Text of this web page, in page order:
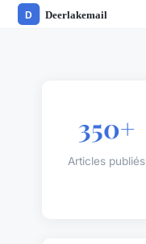
350+
Articles publiés